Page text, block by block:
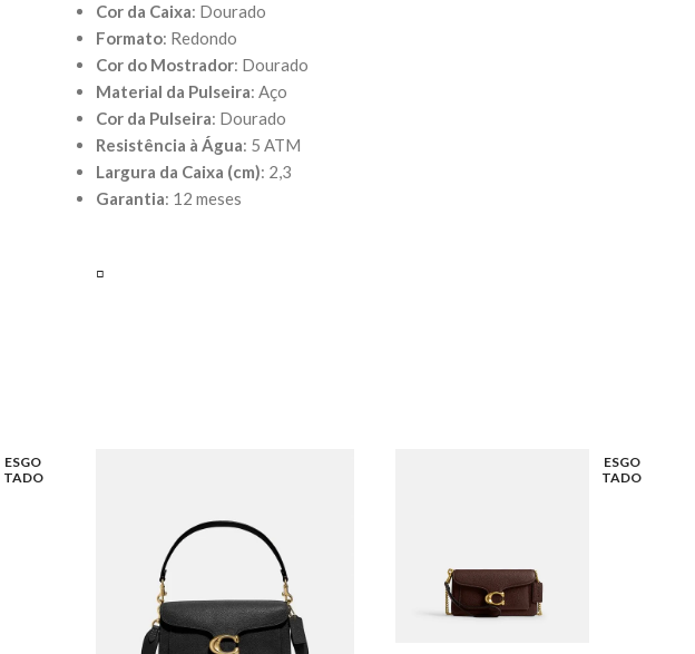
Cor da Caixa: Dourado
Formato: Redondo
Cor do Mostrador: Dourado
Material da Pulseira: Aço
Cor da Pulseira: Dourado
Resistência à Água: 5 ATM
Largura da Caixa (cm): 2,3
Garantia: 12 meses
▫️
ESGO
TADO
ESGO
TADO